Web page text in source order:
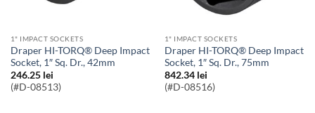
1" IMPACT SOCKETS
Draper HI-TORQ® Deep Impact
Socket, 1″ Sq. Dr., 42mm
246.25 lei
(#D-08513)
1" IMPACT SOCKETS
Draper HI-TORQ® Deep Impact
Socket, 1″ Sq. Dr., 75mm
842.34 lei
(#D-08516)